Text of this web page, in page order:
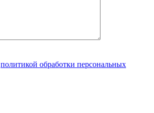
политикой обработки персональных